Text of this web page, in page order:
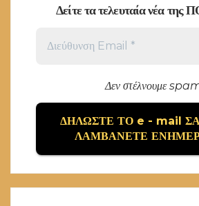
Δείτε τα τελευταία νέα
Δεν στέλνουμε